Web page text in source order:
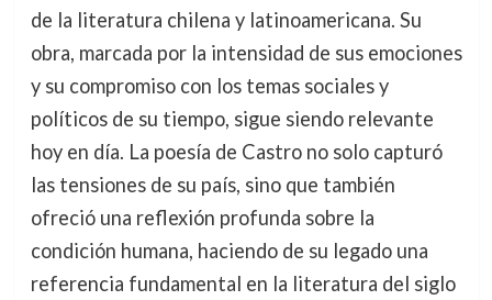
de la literatura chilena y latinoamericana. Su
obra, marcada por la intensidad de sus emociones
y su compromiso con los temas sociales y
políticos de su tiempo, sigue siendo relevante
hoy en día. La poesía de Castro no solo capturó
las tensiones de su país, sino que también
ofreció una reflexión profunda sobre la
condición humana, haciendo de su legado una
referencia fundamental en la literatura del siglo